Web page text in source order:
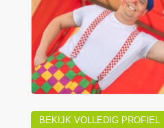
BEKIJK VOLLEDIG PROFIEL